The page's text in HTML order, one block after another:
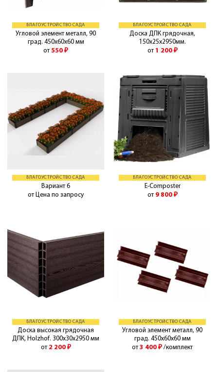
БЛАГОУСТРОЙСТВО САДА
Угловой элемент металл, 90
град. 450х60х60 мм
от 550 ₽
БЛАГОУСТРОЙСТВО САДА
Доска ДПК грядочная,
150х25х2950мм.
от 1 200 ₽
БЛАГОУСТРОЙСТВО САДА
Вариант 6
от Цена по запросу
БЛАГОУСТРОЙСТВО САДА
E-Composter
от 9 800 ₽
БЛАГОУСТРОЙСТВО САДА
Доска высокая грядочная
ДПК, Holzhof. 300х30х2950 мм
от 2 200 ₽
БЛАГОУСТРОЙСТВО САДА
Угловой элемент металл, 90
град. 450х60х60 мм
от 3 400 ₽ /комплект